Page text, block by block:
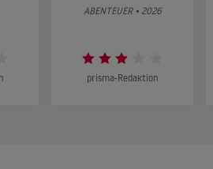
ABENTEUER • 2026
prisma-Redaktion